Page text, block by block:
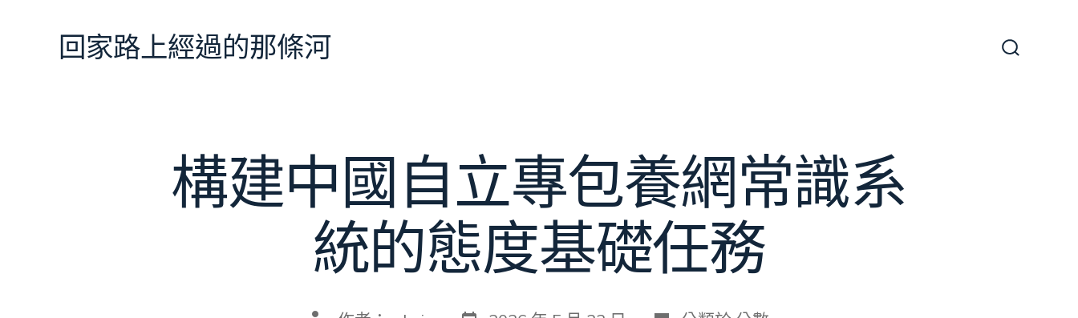
回家路上經過的那條河
構建中國自立專包養網常識系
統的態度基礎任務